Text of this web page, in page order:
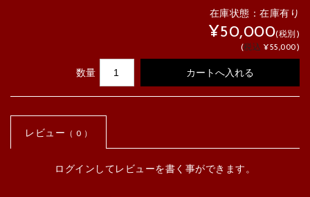
在庫状態：在庫有り
¥50,000(税別)
(税込 ¥55,000)
数量
レビュー （ 0 ）
ログインしてレビューを書く事ができます。